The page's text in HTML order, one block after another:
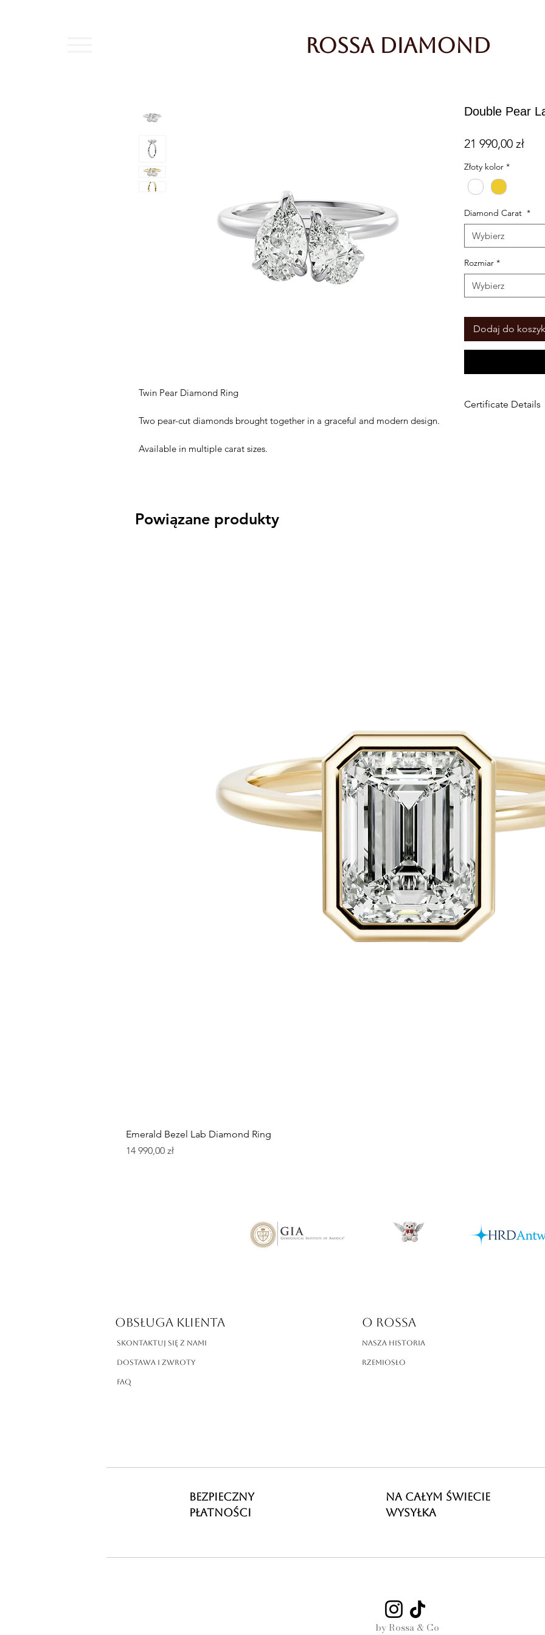
Rossa Diamond
Twin Pear Diamond Ring
Two pear-cut diamonds brought together in a graceful and modern design.
Available in multiple carat sizes.
Double Pear
21 990,00 złCena
Złoty kolor *
Diamond Carat *
Wybierz
Rozmiar *
Wybierz
Dodaj do
Certificate Details
Powiązane produkty
Emerald Bezel Lab Diamond Ring
Cena
14 990,00 zł
OBSŁUGA KLIENTA
Skontaktuj się z nami
Dostawa i zwroty
FAQ
O ROSSA
Nasza historia
Rzemiosło
BEZPIECZNY
PŁATNOŚCI
NA CAŁYM ŚWIECIE
WYSYŁKA
by Rossa & Co